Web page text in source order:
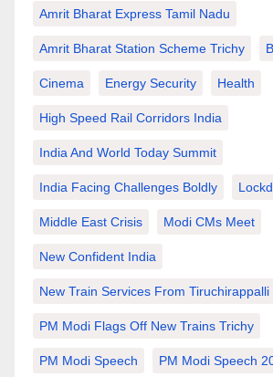
Amrit Bharat Express Tamil Nadu
Amrit Bharat Station Scheme Trichy
Cinema Energy Security Health
High Speed Rail Corridors India
India And World Today Summit
India Facing Challenges Boldly
Middle East Crisis Modi CMs Meet
New Confident India
New Train Services From Tiruchirappalli
PM Modi Flags Off New Trains Trichy
PM Modi Speech PM Modi Speech